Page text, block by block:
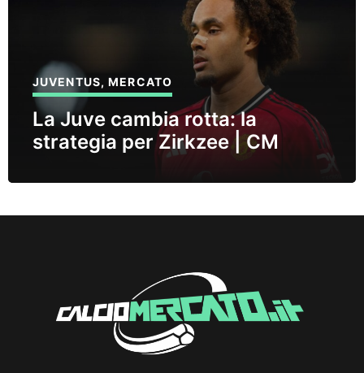
JUVENTUS,MERCATO
La Juve cambia rotta: la
strategia per Zirkzee | CM